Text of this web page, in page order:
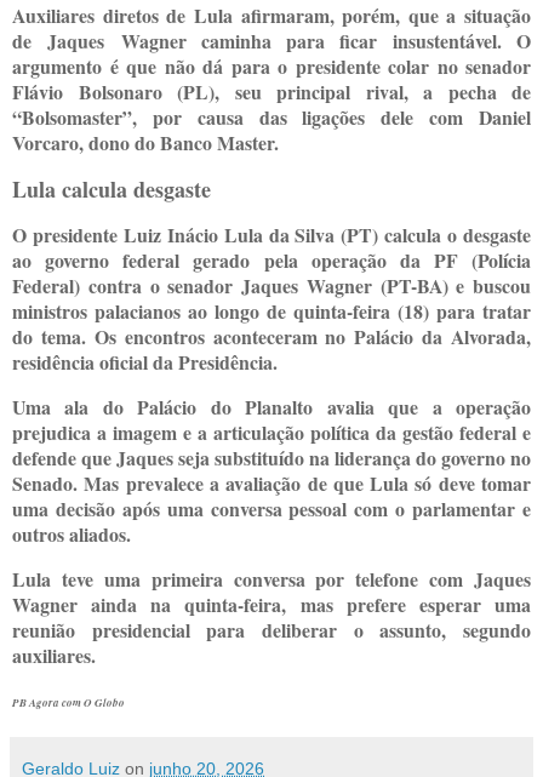
Auxiliares diretos de Lula afirmaram, porém, que a situação
deJaques Wagner caminha para ficar insustentável. O
argumento é que não dá para o presidente colar no senador
Flávio Bolsonaro (PL), seu principal rival, a pecha de
“Bolsomaster”, por causa das ligações dele com Daniel
Vorcaro, dono do Banco Master.
Lula calcula desgaste
O presidente Luiz Inácio Lula da Silva (PT) calcula o desgaste
ao governo federal gerado pela operação da PF (Polícia
Federal) contra o senador Jaques Wagner (PT-BA) e buscou
ministros palacianos ao longo de quinta-feira (18) para tratar
do tema. Os encontros aconteceram no Palácio da Alvorada,
residência oficial da Presidência.
Uma ala do Palácio do Planalto avalia que a operação
prejudica a imagem e a articulação política da gestão federal e
defende que Jaques seja substituído na liderança do governo no
Senado. Mas prevalece a avaliação de que Lula só deve tomar
uma decisão após uma conversa pessoal com o parlamentar e
outros aliados.
Lula teve uma primeira conversa por telefone com Jaques
Wagner ainda na quinta-feira, mas prefere esperar uma
reunião presidencial para deliberar o assunto, segundo
auxiliares.
PB Agora com O Globo
Geraldo Luiz on junho 20, 2026